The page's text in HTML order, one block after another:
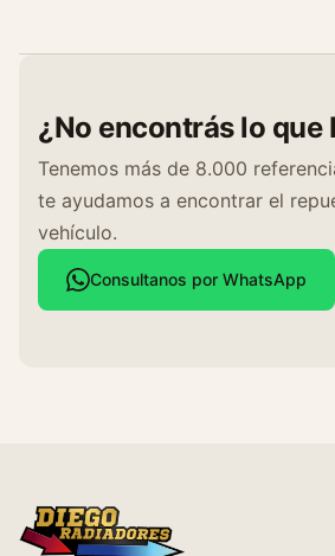
¿No encontrás lo que
Tenemos más de 8.000
te ayudamos a encontrar el
vehículo.
Consultanos por WhatsApp